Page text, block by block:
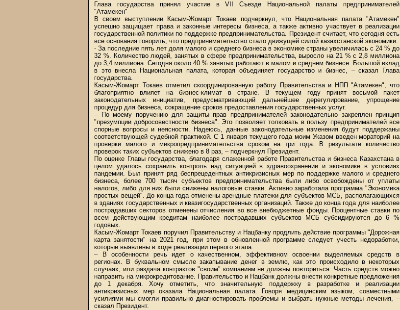
Глава государства принял участие в VII Съезде Национальной палаты предпринимателей
"Атамекен"
В своем выступлении Касым-Жомарт Токаев подчеркнул, что Национальная палата "Атамекен"
успешно защищает права и законные интересы бизнеса, а также активно участвует в реализации
государственной политики по поддержке предпринимательства. Президент считает, что сегодня есть
все основания говорить, что предпринимательство стало движущей силой казахстанской экономики.
- За последние пять лет доля малого и среднего бизнеса в экономике страны увеличилась с 24 % до
32 %. Количество людей, занятых в сфере предпринимательства, выросло на 21 % с 2,8 миллиона
до 3,4 миллиона. Сегодня около 40 % занятых работают в малом и среднем бизнесе. Большой вклад
в это внесла Национальная палата, которая объединяет государство и бизнес, – сказал Глава
государства.
Касым-Жомарт Токаев отметил скоординированную работу Правительства и НПП "Атамекен", что
благоприятно влияет на бизнес-климат в стране. В текущем году принят восьмой пакет
законодательных инициатив, предусматривающий дальнейшее дерегулирование, упрощение
процедур для бизнеса, сокращение сроков предоставления государственных услуг.
– По моему поручению для защиты прав предпринимателей законодательно закреплен принцип
"презумпции добросовестности бизнеса". Это позволяет толковать в пользу предпринимателей все
спорные вопросы и неясности. Надеюсь, данные законодательные изменения будут поддержаны
соответствующей судебной практикой. С 1 января текущего года моим Указом введен мораторий на
проверки малого и микропредпринимательства сроком на три года. В результате количество
проверок таких субъектов снижено в 8 раз, – подчеркнул Президент.
По оценке Главы государства, благодаря слаженной работе Правительства и бизнеса Казахстана в
целом удалось сохранить контроль над ситуацией в здравоохранении и экономике в условиях
пандемии. Был принят ряд беспрецедентных антикризисных мер по поддержке малого и среднего
бизнеса, более 700 тысяч субъектов предпринимательства были либо освобождены от уплаты
налогов, либо для них были снижены налоговые ставки. Активно заработала программа "Экономика
простых вещей". До конца года отменены арендные платежи для субъектов МСБ, располагающихся
в зданиях государственных и квазигосударственных организаций. Также до конца года для наиболее
пострадавших секторов отменены отчисления во все внебюджетные фонды. Процентные ставки по
всем действующим кредитам наиболее пострадавших субъектов МСБ субсидируются до 6 %
годовых.
Касым-Жомарт Токаев поручил Правительству и Нацбанку продлить действие программы "Дорожная
карта занятости" на 2021 год, при этом в обновленной программе следует учесть недоработки,
которые выявлены в ходе реализации первого этапа.
– В особенности речь идет о качественном, эффективном освоении выделяемых средств в
регионах. В буквальном смысле закапывание денег в землю, как это происходило в некоторых
случаях, или раздача контрактов "своим" компаниям не должны повториться. Часть средств можно
направить на микрокредитование. Правительство и Нацбанк должны внести конкретные предложения
до 1 декабря. Хочу отметить, что значительную поддержку в разработке и реализации
антикризисных мер оказала Национальная палата. Говоря медицинским языком, совместными
усилиями мы смогли правильно диагностировать проблемы и выбрать нужные методы лечения, –
сказал Президент.